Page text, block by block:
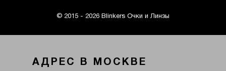
© 2015 - 2026 Blinkers Очки и Линзы
АДРЕС В МОСКВЕ